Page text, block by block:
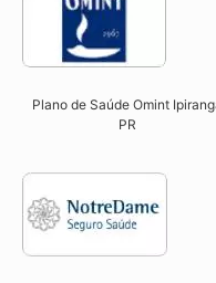
Plano de Saúde Omint
PR​